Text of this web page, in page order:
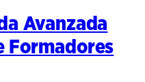
Avanzada
Formadores